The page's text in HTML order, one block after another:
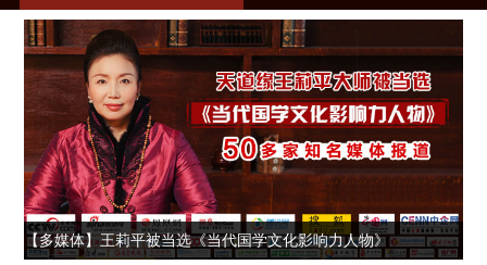
【多媒体】王莉平被当选《当代国学文化影响力人物》